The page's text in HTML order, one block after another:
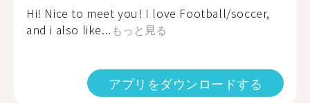
Hi! Nice to meet you! I love Football/soccer,
and i also like... もっと見る
アプリをダウンロードする